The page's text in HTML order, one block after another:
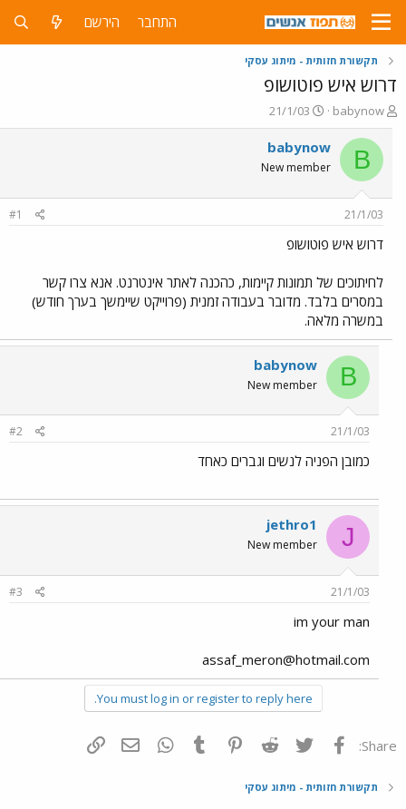
התחבר הירשם
תקשורת חזותית - מיתוג עסקי
דרוש איש פוטושופ
פ
ו
ת
ח
ה
ש
א
babynow
פ
ו
ר
ם
ר
21/1/03
B
babynow
New member
21/1/03
#1
דרוש איש פוטושופ
לחיתוכים של תמונות קיימות, כהכנה לאתר אינטרנט. אנא צרו קשר
במסרים בלבד. מדובר בעבודה זמנית (פרוייקט שיימשך בערך חודש)
במשרה מלאה.
B
babynow
New member
21/1/03
#2
כמובן הפניה לנשים וגברים כאחד
J
jethro1
New member
21/1/03
#3
im your man
assaf_meron@hotmail.com
You must log in or register to reply here.
Share: פייסבוק Twitter
Reddit
Pinterest
Tumblr
WhatsAppדואר אלקטרוני
תקשורת חזותית - מיתוג עסקי